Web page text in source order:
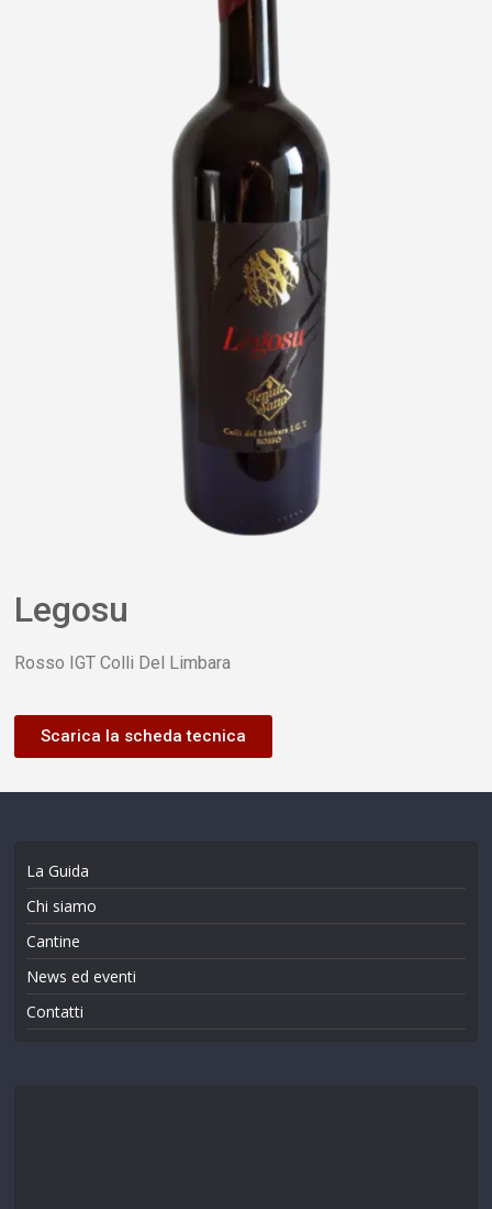
Legosu
Rosso IGT Colli Del Limbara
Scarica la scheda tecnica
La Guida
Chi siamo
Cantine
News ed eventi
Contatti